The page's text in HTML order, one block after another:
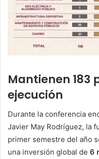
Mantienen 183
ejecución
Durante la conferencia
Javier May Rodríguez, la
primer semestre del año
una inversión global de 6